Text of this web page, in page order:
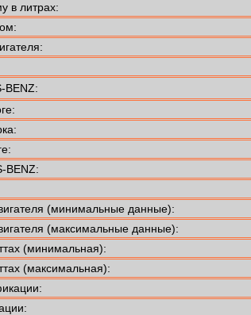
в литрах:
BENZ:
BENZ:
(минимальные данные):
(максимальные данные):
(минимальная):
(максимальная):